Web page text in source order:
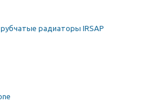
радиаторы IRSAP